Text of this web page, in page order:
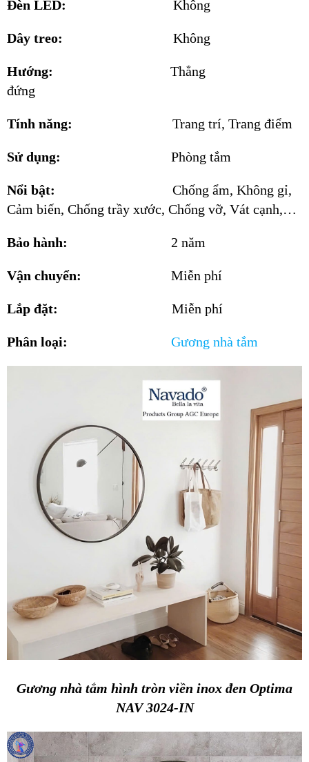
Đèn LED: Không
Dây treo: Không
Hướng: Thẳng
đứng
Tính năng: Trang trí, Trang điểm
Sử dụng: Phòng tắm
Nổi bật: Chống ẩm, Không gỉ,
Cảm biến, Chống trầy xước, Chống vỡ, Vát cạnh,…
Bảo hành: 2 năm
Vận chuyển: Miễn phí
Lắp đặt: Miễn phí
Phân loại: Gương nhà tắm
Gương nhà tắm hình tròn viền inox đen Optima
NAV 3024-IN